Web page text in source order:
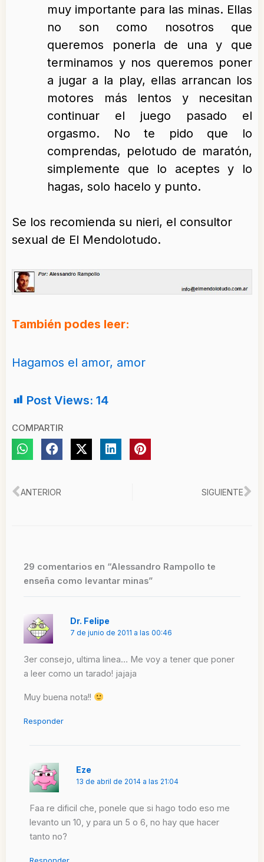
muy importante para las minas. Ellas
no son como nosotros que
queremos ponerla de una y que
terminamos y nos queremos poner
a jugar a la play, ellas arrancan los
motores más lentos y necesitan
continuar el juego pasado el
orgasmo. No te pido que lo
comprendas, pelotudo de maratón,
simplemente que lo aceptes y lo
hagas, solo hacelo y punto.
Se los recomienda su nieri, el consultor
sexual de El Mendolotudo.
También podes leer:
Hagamos el amor, amor
Post Views: 14
COMPARTIR
Ant
ANTERIOR SIGUIENTE
29 comentarios en “Alessandro Rampollo te
enseña como levantar minas”
Dr. Felipe
7 de junio de 2011 a las 00:46
3er consejo, ultima linea… Me voy a tener que poner
a leer como un tarado! jajaja
Muy buena nota!!
Responder
Eze
13 de abril de 2014 a las 21:04
Faa re dificil che, ponele que si hago todo eso me
levanto un 10, y para un 5 o 6, no hay que hacer
tanto no?